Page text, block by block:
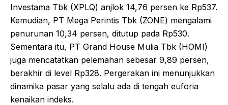
Investama Tbk (XPLQ) anjlok 14,76 persen ke Rp537.
Kemudian, PT Mega Perintis Tbk (ZONE) mengalami
penurunan 10,34 persen, ditutup pada Rp530.
Sementara itu, PT Grand House Mulia Tbk (HOMI)
juga mencatatkan pelemahan sebesar 9,89 persen,
berakhir di level Rp328. Pergerakan ini menunjukkan
dinamika pasar yang selalu ada di tengah euforia
kenaikan indeks.